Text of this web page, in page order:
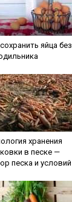
яйца без
хранения
в песке —
песка и условий